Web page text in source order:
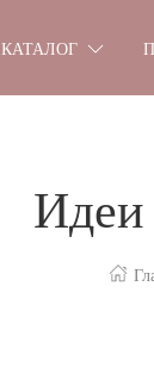
КАТАЛОГ
Идеи